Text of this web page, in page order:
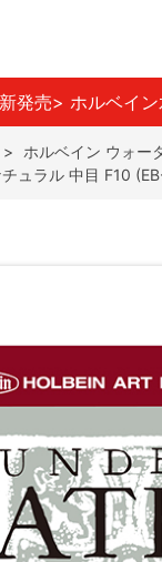
発売> ホルベイ
>
ホルベイン ウォー
ュラル 中目 F10